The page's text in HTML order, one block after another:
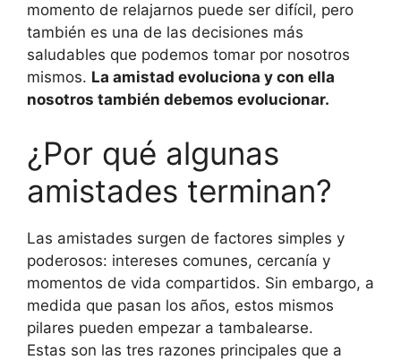
momento de relajarnos puede ser difícil, pero
también es una de las decisiones más
saludables que podemos tomar por nosotros
mismos. La amistad evoluciona y con ella
nosotros también debemos evolucionar.
¿Por qué algunas
amistades terminan?
Las amistades surgen de factores simples y
poderosos: intereses comunes, cercanía y
momentos de vida compartidos. Sin embargo, a
medida que pasan los años, estos mismos
pilares pueden empezar a tambalearse.
Estas son las tres razones principales que a